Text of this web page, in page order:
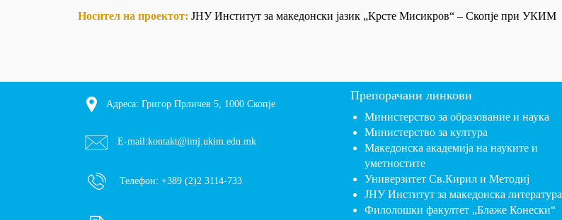
Носител на проектот: ЈНУ Институт за македонски јазик „Крсте Мисикров“ – Скопје при УКИМ
Адреса: Григор Прличев 5, 1000 Скопје
E-mail:kontakt@imj.ukim.edu.mk
Телефон: +389 (2)2 3114-733
Препорачани линкови
Министерство за образование и наука
Министерство за култура
Македонска академија на науките и
уметностите
Универзитет Св.Кирил и Методиј
ЈНУ Институт за македонска литература
Филолошки факултет „Блаже Конески“